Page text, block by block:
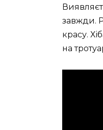
завжди.
красу.
на